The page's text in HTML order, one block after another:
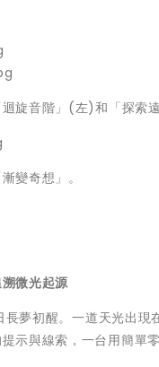
旋音階」(左)和「探索遠
變奇想」。
微光起源
夢初醒。一道天光出現
示與線索，一台用簡單